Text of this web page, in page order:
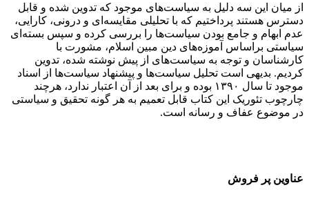
از میان این سه دلیل به سیاست‌های موجود که تدوین شده و قابل
دسترس هستند پرداختیم که با تحلیلی مقایسه‌ای و درونی، کارایی،
عدم ابهام و جامع بودن سیاست‌ها را بررسی کرده و سپس بسته‌ای
سیاستی براساس آموزه‌های دین مبین اسلام، مشورت با
کارشناسان و توجه به سیاست‌های از پیش نوشته شده، تدوین
کردیم. بدیهی است تحلیل سیاست‌ها و پیشنهاد سیاست‌ها از اسناد
موجود تا سال ۱۳۹۰ بوده و برای بعد از آن اعتبار ندارد، هرچند
چارچوب تئوریک این کتاب قابل تعمیم به هر گونه تحقیق و سیاستی
در موضوع عفاف و رسانه است.
عناوین پر فروش